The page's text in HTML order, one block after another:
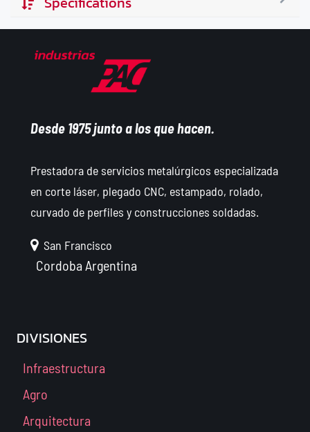
Desde 1975 junto a los que hacen.
Prestadora de servicios metalúrgicos especializada
en corte láser, plegado CNC, estampado, rolado,
curvado de perfiles y construcciones soldadas.
San Francisco
Cordoba Argentina
DIVISIONES
Infraestructura
Agro
Arquitectura